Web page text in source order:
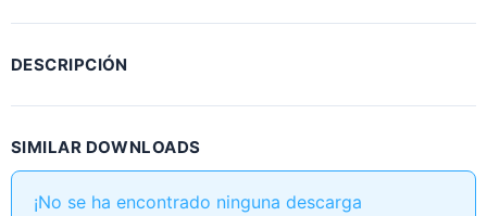
DESCRIPCIÓN
SIMILAR DOWNLOADS
¡No se ha encontrado ninguna descarga